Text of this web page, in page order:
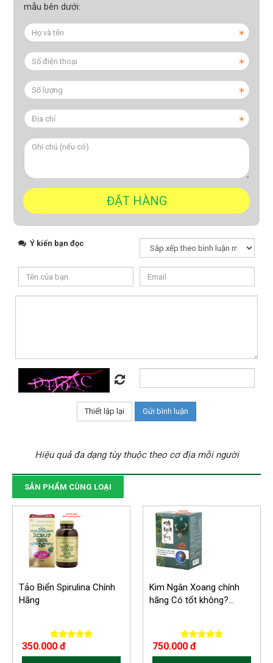
mẫu bên dưới:
Ý kiến bạn đọc
Hiệu quả đa dạng tùy thuộc theo cơ địa mỗi người
SẢN PHẨM CÙNG LOẠI
Tảo Biển Spirulina Chính
Hãng
350.000 đ
Kim Ngân Xoang chính
hãng Có tốt không?...
750.000 đ